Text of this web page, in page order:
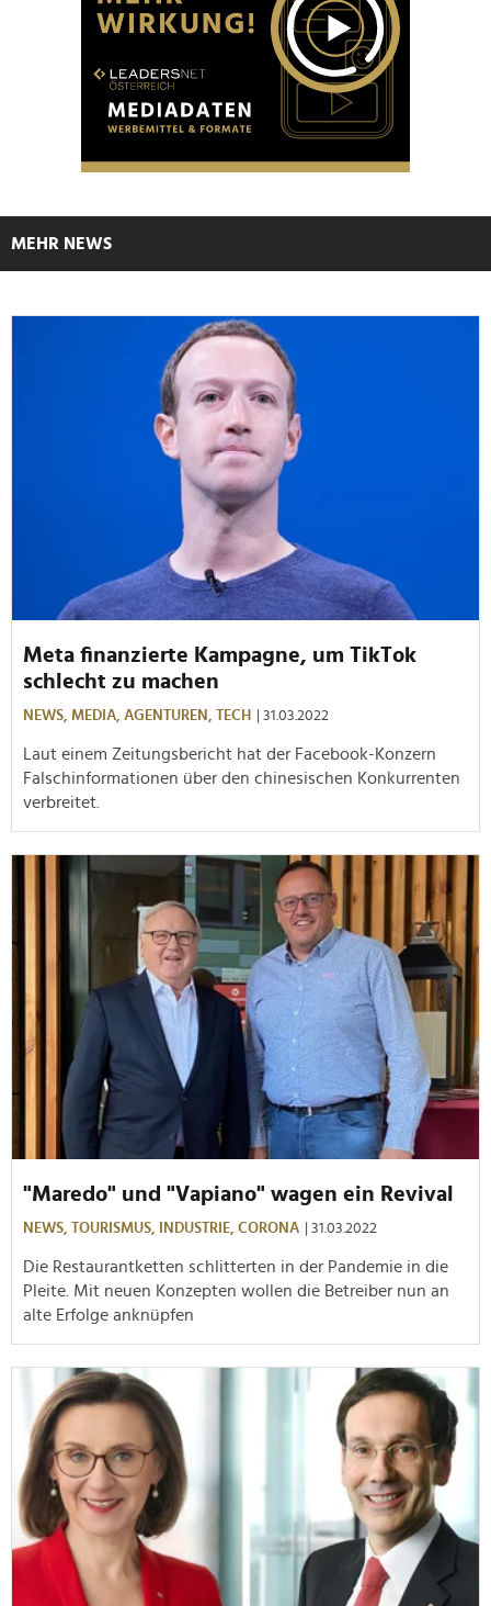
MEHR NEWS
Meta finanzierte Kampagne, um TikTok
schlecht zu machen
NEWS, MEDIA, AGENTUREN, TECH | 31.03.2022
Laut einem Zeitungsbericht hat der Facebook-Konzern
Falschinformationen über den chinesischen Konkurrenten
verbreitet.
"Maredo" und "Vapiano" wagen ein Revival
NEWS, TOURISMUS, INDUSTRIE, CORONA | 31.03.2022
Die Restaurantketten schlitterten in der Pandemie in die
Pleite. Mit neuen Konzepten wollen die Betreiber nun an
alte Erfolge anknüpfen